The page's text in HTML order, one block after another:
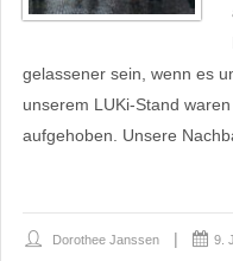
gelassener sein, wenn es
unserem LUKi-Stand
aufgehoben. Unsere
Dorothee Janssen 9.